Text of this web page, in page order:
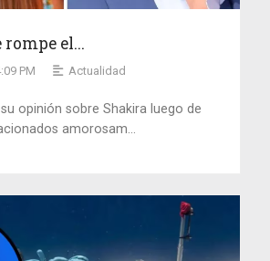
el...
PM Actualidad
opinión sobre Shakira luego de
amorosam...